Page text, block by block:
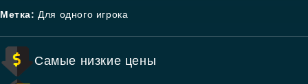
Метка: Для одного игрока
Самые низкие цены